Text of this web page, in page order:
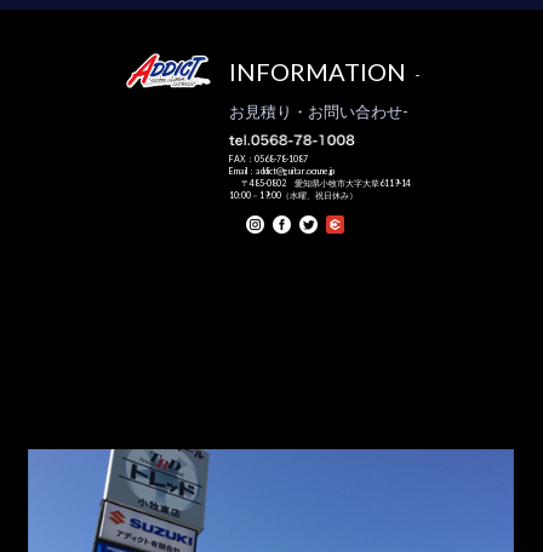
INFORMATION
-
お見積り・お問い合わせ-
FAX：0568-78-1087
Email：addict@guitar.ocn.ne.jp
〒485-0802 愛知県小牧市大字大草6119-14
10:00－19:00（水曜、祝日休み）